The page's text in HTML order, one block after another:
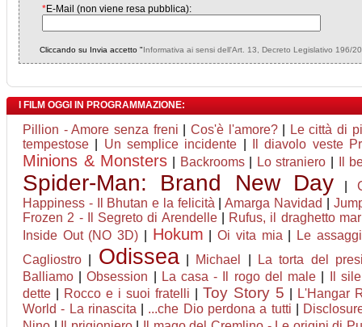
*E-Mail (non viene resa pubblica):
Cliccando su Invia accetto "Informativa ai sensi dell'Art. 13, Decreto Legislativo 196/
I FILM OGGI IN PROGRAMMAZIONE:
Pillion - Amore senza freni Cos'è l'amore?|
Le città di
tempestose
Un semplice incidente Il diavolo veste
Minions & Monsters Backrooms| Lo straniero Il
Spider-Man: Brand New Day |
Happiness - Il Bhutan e la felicità |Amarga Navidad
Frozen 2 - Il Segreto di Arendelle|
Rufus, il draghetto
Inside Out (NO 3D)
Hokum |Oi vita mia
Le
Cagliostro
Odissea| Michael
La torta del
Balliamo |Obsession La casa - Il rogo del male
Il
dette
Rocco e i suoi fratelli Toy Story 5
L'Hangar
World - La rinascita
...che Dio perdona a tutti